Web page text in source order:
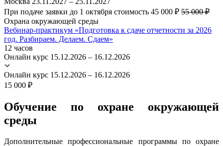
При подаче заявки до 1 октября стоимость 45 000 ₽ 55 000 ₽
Охрана окружающей среды
Вебинар-практикум «Подготовка к сдаче отчетности за 2026
год. Разбираем. Делаем. Сдаем»
12 часов
Онлайн курс 15.12.2026 – 16.12.2026
Онлайн курс 15.12.2026 – 16.12.2026
15 000 ₽
Обучение по охране окружающей
среды
Дополнительные профессиональные программы по охране